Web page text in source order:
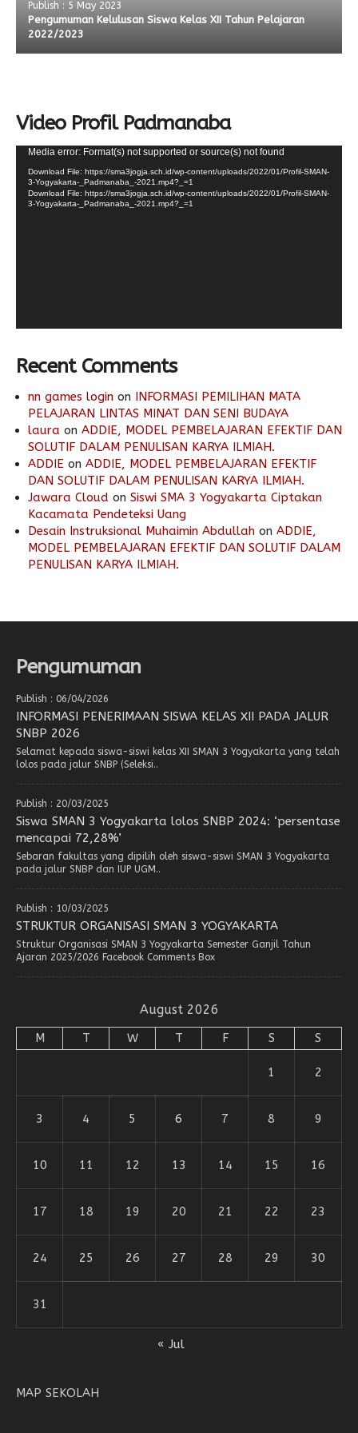
Publish : 5 May 2023
Pengumuman Kelulusan Siswa Kelas XII Tahun Pelajaran
2022/2023
Video Profil Padmanaba
Video
Player
Media error: Format(s) not supported or source(s) not found
Download File: https://sma3jogja.sch.id/wp-content/uploads/2022/01/Profil-SMAN-
3-Yogyakarta-_Padmanaba_-2021.mp4?_=1
Download File: https://sma3jogja.sch.id/wp-content/uploads/2022/01/Profil-SMAN-
3-Yogyakarta-_Padmanaba_-2021.mp4?_=1
Recent Comments
nn games login on INFORMASI PEMILIHAN MATA
PELAJARAN LINTAS MINAT DAN SENI BUDAYA
laura on ADDIE, MODEL PEMBELAJARAN EFEKTIF DAN
SOLUTIF DALAM PENULISAN KARYA ILMIAH.
ADDIE on ADDIE, MODEL PEMBELAJARAN EFEKTIF
DAN SOLUTIF DALAM PENULISAN KARYA ILMIAH.
Jawara Cloud on Siswi SMA 3 Yogyakarta Ciptakan
Kacamata Pendeteksi Uang
Desain Instruksional Muhaimin Abdullah on ADDIE,
MODEL PEMBELAJARAN EFEKTIF DAN SOLUTIF DALAM
PENULISAN KARYA ILMIAH.
Pengumuman
Publish : 06/04/2026
INFORMASI PENERIMAAN SISWA KELAS XII PADA JALUR
SNBP 2026
Selamat kepada siswa-siswi kelas XII SMAN 3 Yogyakarta yang telah
lolos pada jalur SNBP (Seleksi..
Publish : 20/03/2025
Siswa SMAN 3 Yogyakarta lolos SNBP 2024: ‘persentase
mencapai 72,28%’
Sebaran fakultas yang dipilih oleh siswa-siswi SMAN 3 Yogyakarta
pada jalur SNBP dan IUP UGM..
Publish : 10/03/2025
STRUKTUR ORGANISASI SMAN 3 YOGYAKARTA
Struktur Organisasi SMAN 3 Yogyakarta Semester Ganjil Tahun
Ajaran 2025/2026 Facebook Comments Box
August 2026
M T W T F S S
1 2
3 4 5 6 7 8 9
10 11 12 13 14 15 16
17 18 19 20 21 22 23
24 25 26 27 28 29 30
31
« Jul
MAP SEKOLAH